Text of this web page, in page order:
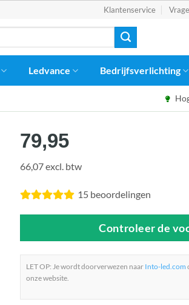
Klantenservice
Ledvance Bedrijfsverlichting
79,95
66,07 excl. btw
15 beoordelingen
Controleer de
LET OP: Je wordt doorverwezen naar Into-led.com
onze website.